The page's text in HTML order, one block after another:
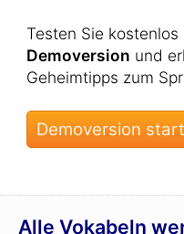
Testen Sie kostenlos
Demoversion und
Geheimtipps zum
Alle Vokabeln